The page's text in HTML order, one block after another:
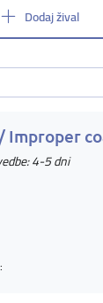
Dodaj žival
Improper
4-5 dni